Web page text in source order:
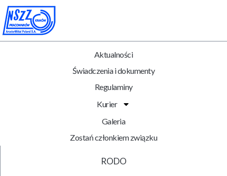
RODO
Aktualności
Świadczenia i dokumenty
Regulaminy
Kurier
Galeria
Zostań członkiem związku